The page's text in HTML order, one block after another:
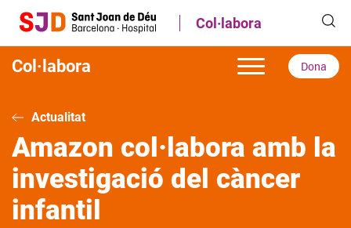
contingut
Col·labora
Col·labora Dona
Actualitat
Amazon col·labora amb la
investigació del càncer
infantil